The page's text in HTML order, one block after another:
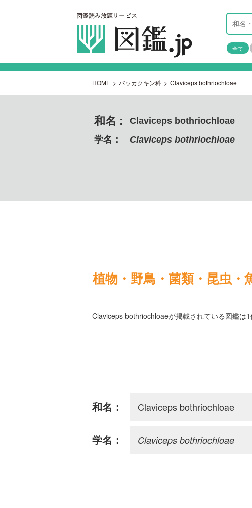
全て
HOME > バッカクキン科 > Claviceps bothriochloae
和名 :
Claviceps bothriochloae
学名：
Claviceps bothriochloae
植物・野鳥・菌類・昆虫・
Claviceps bothriochloaeが掲載されている図鑑は1
和名： Claviceps bothriochloae
学名： Claviceps bothriochloae